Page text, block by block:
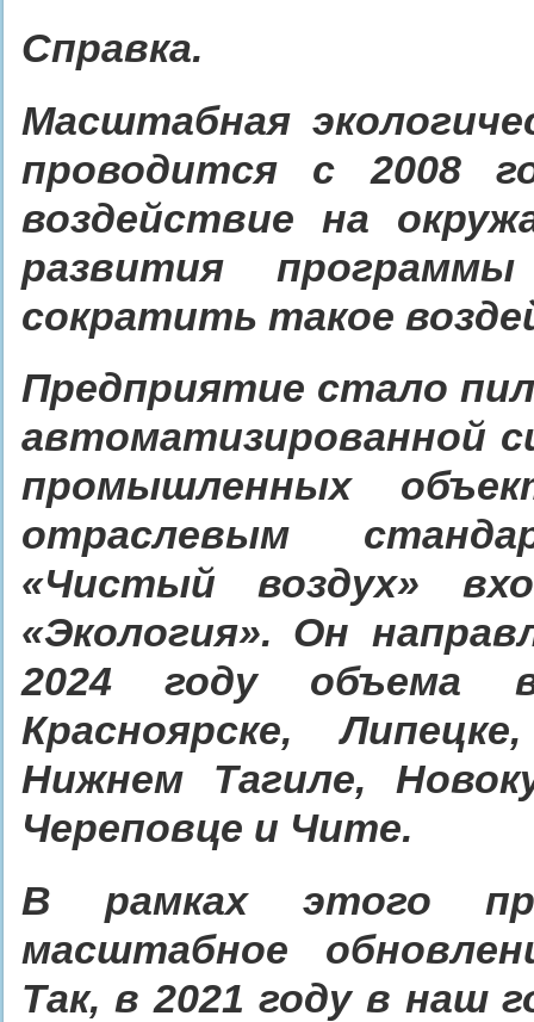
Справка.
Масштабная
проводится с 2008
воздействие на
развития
сократить такое
Предприятие стало
автоматизированной
промышленных
отраслевым
«Чистый воздух»
«Экология». Он
2024 году объема
Красноярске,
Нижнем Тагиле,
Череповце и Чите.
В рамках этого
масштабное
Так, в 2021 году в наш